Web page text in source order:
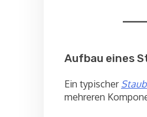
Aufbau eines
Ein typischer
mehreren